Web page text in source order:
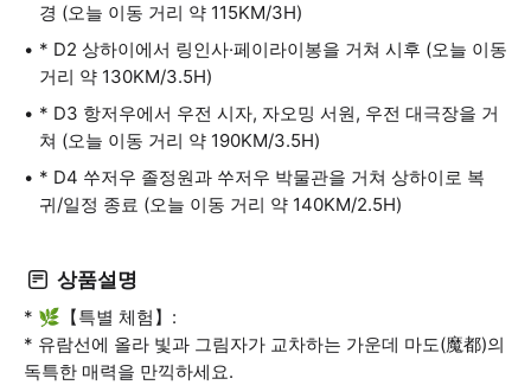
경 (오늘 이동 거리 약 115KM/3H)
* D2 상하이에서 링인사·페이라이봉을 거쳐 시후 (오늘 이동
거리 약 130KM/3.5H)
* D3 항저우에서 우전 시자, 자오밍 서원, 우전 대극장을 거
쳐 (오늘 이동 거리 약 190KM/3.5H)
* D4 쑤저우 졸정원과 쑤저우 박물관을 거쳐 상하이로 복
귀/일정 종료 (오늘 이동 거리 약 140KM/2.5H)
상품설명
* 🌿【특별 체험】:
* 유람선에 올라 빛과 그림자가 교차하는 가운데 마도(魔都)의
독특한 매력을 만끽하세요.